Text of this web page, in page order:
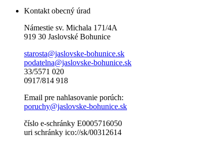
Kontakt obecný úrad
Námestie sv. Michala 171/4A
919 30 Jaslovské Bohunice
starosta@jaslovske-bohunice.sk
podatelna@jaslovske-bohunice.sk
33/5571 020
0917/814 918
Email pre nahlasovanie porúch:
poruchy@jaslovske-bohunice.sk
číslo e-schránky E0005716050
uri schránky ico://sk/00312614